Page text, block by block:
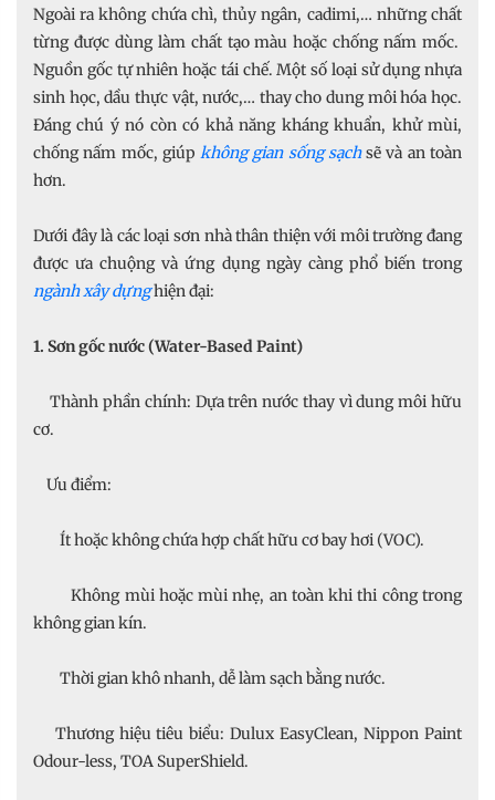
Ngoài ra không chứa chì, thủy ngân, cadimi,… những chất
từng được dùng làm chất tạo màu hoặc chống nấm mốc.
Nguồn gốc tự nhiên hoặc tái chế. Một số loại sử dụng nhựa
sinh học, dầu thực vật, nước,… thay cho dung môi hóa học.
Đáng chú ý nó còn có khả năng kháng khuẩn, khử mùi,
chống nấm mốc, giúpkhông gian sống sạchsẽ và an toàn
hơn.
Dưới đây là các loại sơn nhà thân thiện với môi trường đang
được ưa chuộng và ứng dụng ngày càng phổ biến trong
ngành xây dựnghiện đại:
1. Sơn gốc nước (Water-Based Paint)
Thành phần chính: Dựa trên nước thay vì dung môi hữu
cơ.
Ưu điểm:
Ít hoặc không chứa hợp chất hữu cơ bay hơi (VOC).
Không mùi hoặc mùi nhẹ, an toàn khi thi công trong
không gian kín.
Thời gian khô nhanh, dễ làm sạch bằng nước.
Thương hiệu tiêu biểu: Dulux EasyClean, Nippon Paint
Odour-less, TOA SuperShield.